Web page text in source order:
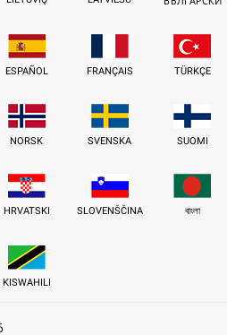
ESPAÑOL FRANÇAIS TÜRKÇE
NORSK SVENSKA SUOMI
HRVATSKI SLOVENŠČINA বাংলা
KISWAHILI